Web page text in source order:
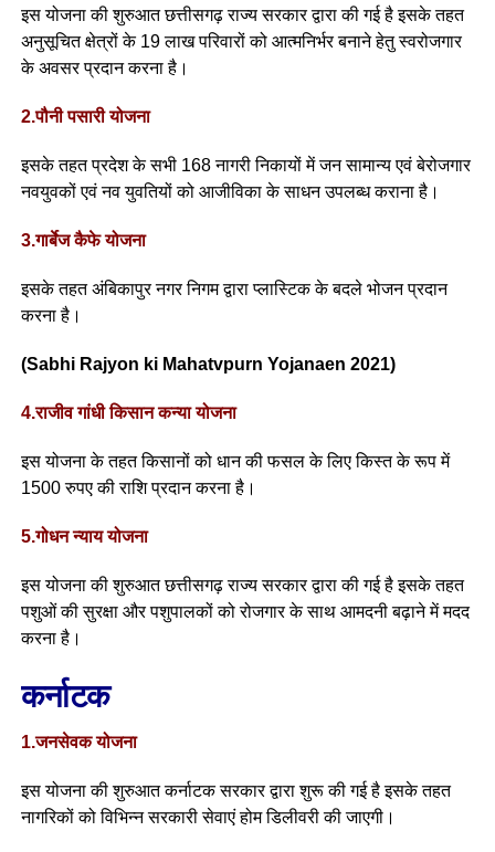
इस योजना की शुरुआत छत्तीसगढ़ राज्य सरकार द्वारा की गई है इसके तहत
अनुसूचित क्षेत्रों के 19 लाख परिवारों को आत्मनिर्भर बनाने हेतु स्वरोजगार
के अवसर प्रदान करना है।
2.पौनी पसारी योजना
इसके तहत प्रदेश के सभी 168 नागरी निकायों में जन सामान्य एवं बेरोजगार
नवयुवकों एवं नव युवतियों को आजीविका के साधन उपलब्ध कराना है।
3.गार्बेज कैफे योजना
इसके तहत अंबिकापुर नगर निगम द्वारा प्लास्टिक के बदले भोजन प्रदान
करना है।
(Sabhi Rajyon ki Mahatvpurn Yojanaen 2021)
4.राजीव गांधी किसान कन्या योजना
इस योजना के तहत किसानों को धान की फसल के लिए किस्त के रूप में
1500 रुपए की राशि प्रदान करना है।
5.गोधन न्याय योजना
इस योजना की शुरुआत छत्तीसगढ़ राज्य सरकार द्वारा की गई है इसके तहत
पशुओं की सुरक्षा और पशुपालकों को रोजगार के साथ आमदनी बढ़ाने में मदद
करना है।
कर्नाटक
1.जनसेवक योजना
इस योजना की शुरुआत कर्नाटक सरकार द्वारा शुरू की गई है इसके तहत
नागरिकों को विभिन्न सरकारी सेवाएं होम डिलीवरी की जाएगी।